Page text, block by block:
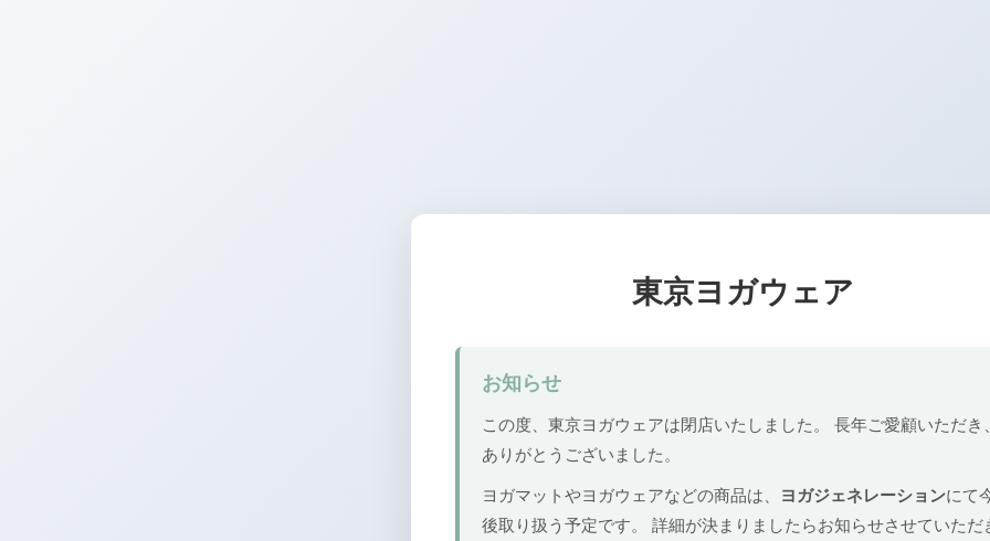
東京ヨガウェア
お知らせ
この度、東京ヨガウェアは閉店いたしました。 長年ご愛顧いただき
ありがとうございました。
ヨガマットやヨガウェアなどの商品は、 ヨガジェネレーションにて
後取り扱う予定です。 詳細が決まりましたらお知らせさせていただ